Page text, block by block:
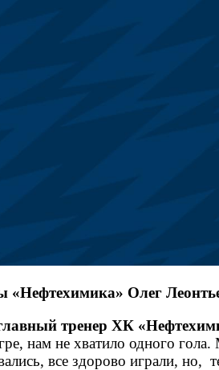
«Нефтехимика» Олег
тренер ХК
нам не хватило одного
все здорово играли, но,